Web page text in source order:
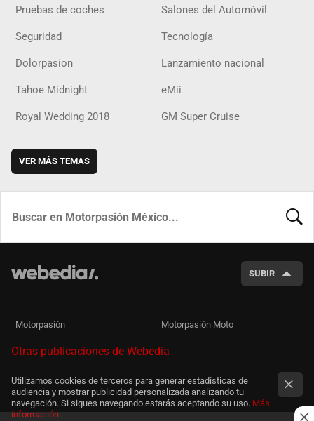
Pruebas de coches Salones del Automóvil
Seguridad Tecnología
Dolorpasion Lanzamiento nacional
Tahoe Midnight eMii
Royal Wedding 2018 GM Super Cruise
VER MÁS TEMAS
SUBIR
Motorpasión Motorpasión Moto
Otras publicaciones de Webedia
Utilizamos cookies de terceros para generar estadísticas de
audiencia y mostrar publicidad personalizada analizando tu
navegación. Si sigues navegando estarás aceptando su uso. Más
información